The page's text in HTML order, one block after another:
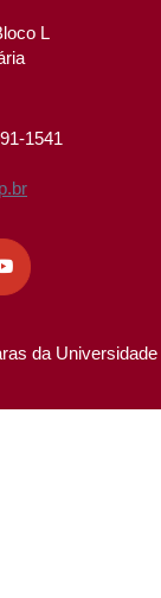
L
1541
da Universidade